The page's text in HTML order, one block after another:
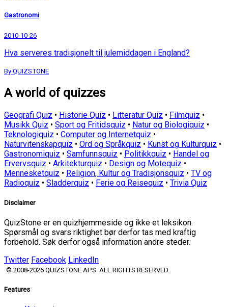
Gastronomi
2010-10-26
Hva serveres tradisjonelt til julemiddagen i England?
By QUIZSTONE
A world of quizzes
Geografi Quiz • Historie Quiz • Litteratur Quiz • Filmquiz •
Musikk Quiz • Sport og Fritidsquiz • Natur og Biologiquiz •
Teknologiquiz • Computer og Internetquiz •
Naturvitenskapquiz • Ord og Språkquiz • Kunst og Kulturquiz •
Gastronomiquiz • Samfunnsquiz • Politikkquiz • Handel og
Ervervsquiz • Arkitekturquiz • Design og Motequiz •
Mennesketquiz • Religion, Kultur og Tradisjonsquiz • TV og
Radioquiz • Sladderquiz • Ferie og Reisequiz • Trivia Quiz
Disclaimer
QuizStone er en quizhjemmeside og ikke et leksikon.
Spørsmål og svars riktighet bør derfor tas med kraftig
forbehold. Søk derfor også information andre steder.
Twitter Facebook LinkedIn
© 2008-2026 QUIZSTONE APS. ALL RIGHTS RESERVED.
Features